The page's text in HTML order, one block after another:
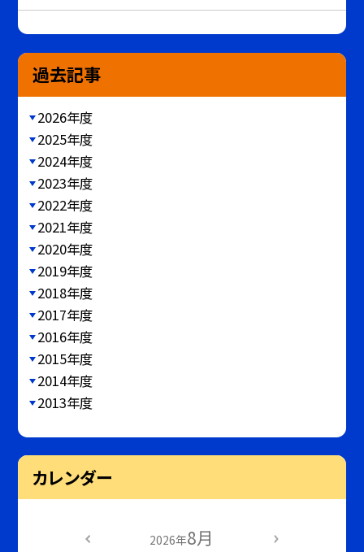
過去記事
2026年度
2025年度
2024年度
2023年度
2022年度
2021年度
2020年度
2019年度
2018年度
2017年度
2016年度
2015年度
2014年度
2013年度
カレンダー
2026年8月